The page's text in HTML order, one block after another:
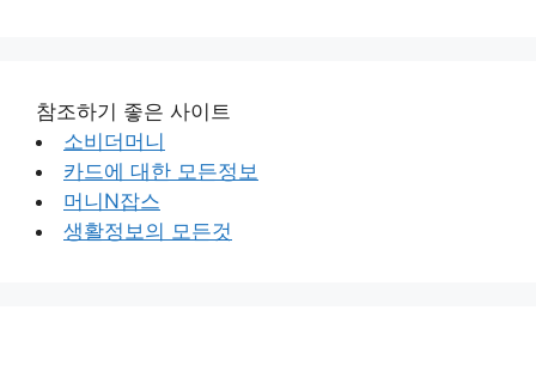
참조하기 좋은 사이트
소비더머니
카드에 대한 모든정보
머니N잡스
생활정보의 모든것